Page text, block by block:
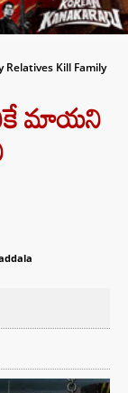
Kill Family
మాయని